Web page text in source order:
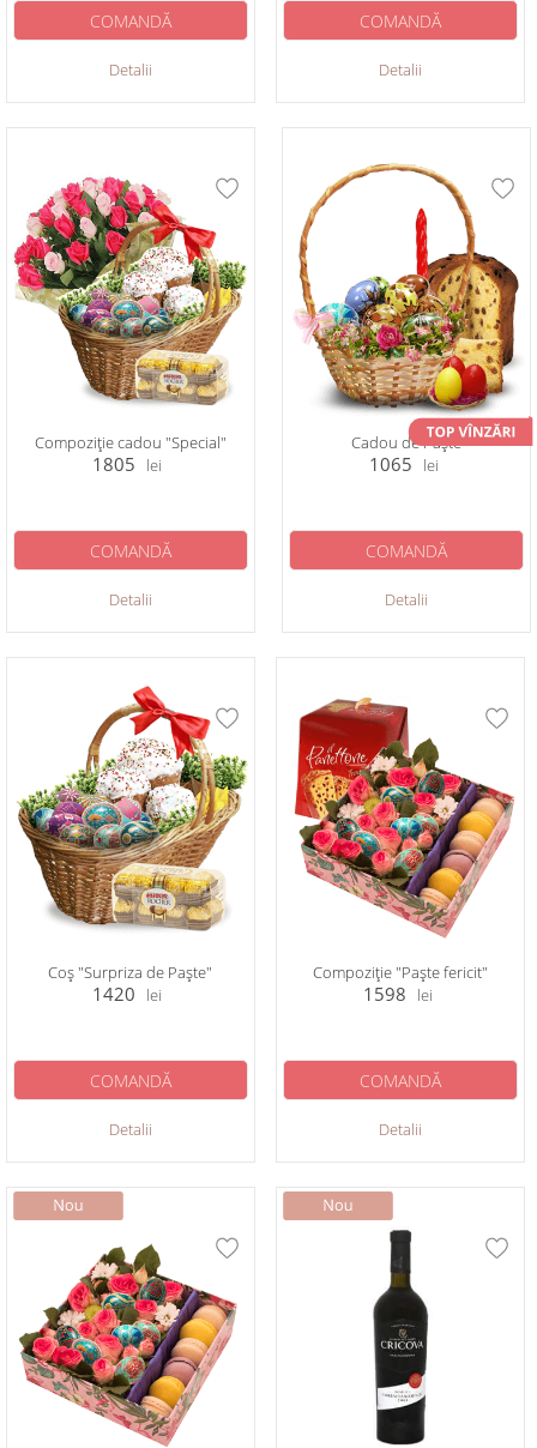
Detalii
COMANDĂ
Detalii
COMANDĂ
Compoziţie cadou "Special"
1805 lei
Detalii
COMANDĂ
Cadou de Paște
1065 lei
Detalii
COMANDĂ
Coș "Surpriza de Paște"
1420 lei
Detalii
COMANDĂ
Compoziție "Paște fericit"
1598 lei
Detalii
COMANDĂ